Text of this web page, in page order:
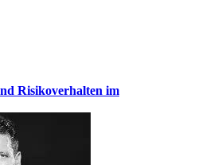
Risikoverhalten im